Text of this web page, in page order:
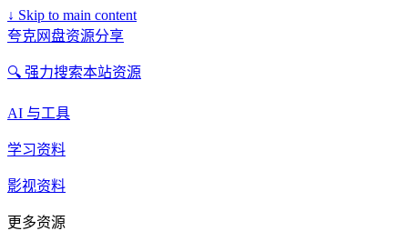
↓ Skip to main content
夸克网盘资源分享
🔍 强力搜索本站资源
AI 与工具
学习资料
影视资料
更多资源